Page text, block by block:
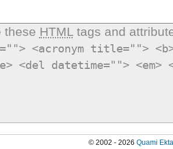
these HTMLtags and
<acronym title="">
<del datetime="">
© 2002 - 2026 Quami